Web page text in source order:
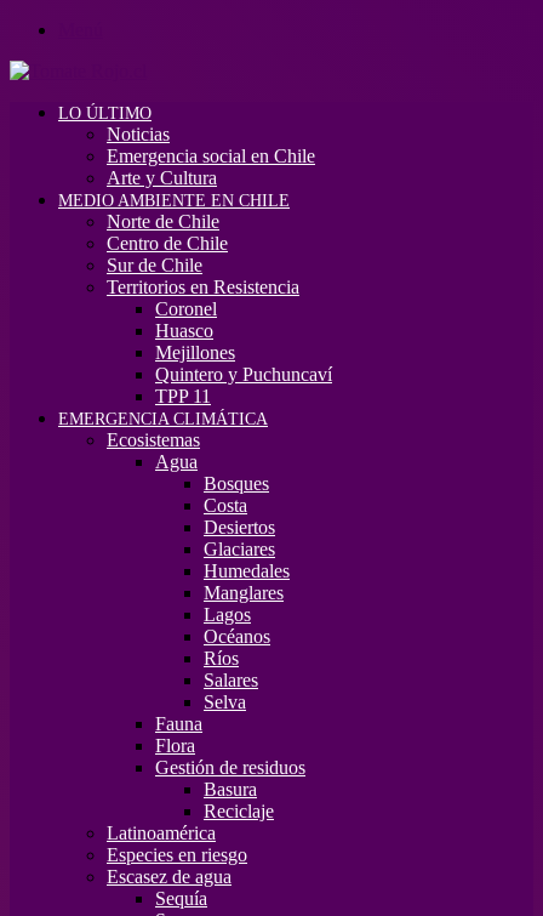
LO ÚLTIMO
Noticias
Emergencia social en Chile
Arte y Cultura
MEDIO AMBIENTE EN CHILE
Norte de Chile
Centro de Chile
Sur de Chile
Territorios en Resistencia
Coronel
Huasco
Mejillones
Quintero y Puchuncaví
TPP 11
EMERGENCIA CLIMÁTICA
Ecosistemas
Agua
Bosques
Costa
Desiertos
Glaciares
Humedales
Manglares
Lagos
Océanos
Ríos
Salares
Selva
Fauna
Flora
Gestión de residuos
Basura
Reciclaje
Latinoamérica
Especies en riesgo
Escasez de agua
Sequía